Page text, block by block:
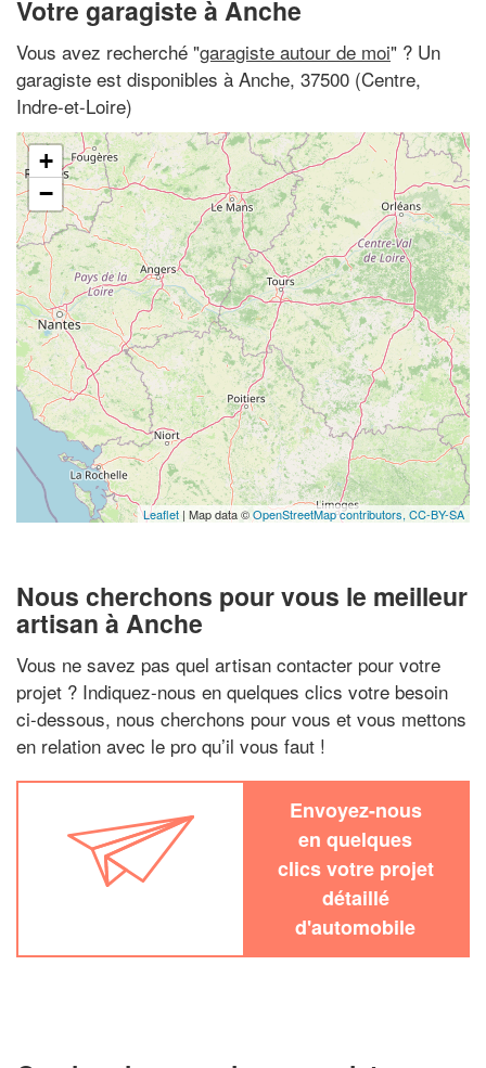
Votre garagiste à Anche
Vous avez recherché "garagiste autour de moi" ? Un
garagiste est disponibles à Anche, 37500 (Centre,
Indre-et-Loire)
+
−
Leaflet | Map data ©OpenStreetMap contributors, CC-BY-SA
Nous cherchons pour vous le meilleur
artisan à Anche
Vous ne savez pas quel artisan contacter pour votre
projet ? Indiquez-nous en quelques clics votre besoin
ci-dessous, nous cherchons pour vous et vous mettons
en relation avec le pro qu’il vous faut !
Envoyez-nous
en quelques
clics votre projet
détaillé
d'automobile